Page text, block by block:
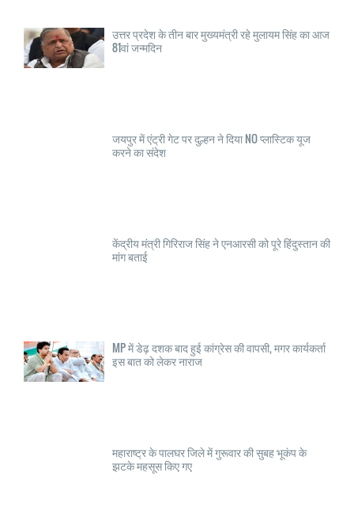
उत्तर प्रदेश के तीन बार मुख्यमंत्री रहे मुलायम सिंह का आज
81वां जन्मदिन
जयपुर में एंट्री गेट पर दुल्हन ने दिया NO प्लास्टिक यूज
करने का संदेश
केंद्रीय मंत्री गिरिराज सिंह ने एनआरसी को पूरे हिंदुस्तान की
मांग बताई
MP में डेढ़ दशक बाद हुई कांग्रेस की वापसी, मगर कार्यकर्ता
इस बात को लेकर नाराज
महाराष्ट्र के पालघर जिले में गुरूवार की सुबह भूकंप के
झटके महसूस किए गए